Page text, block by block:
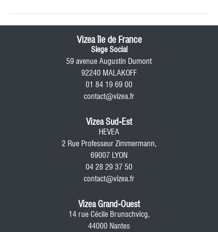
Vizea île de France
Siege Social
59 avenue Augustin Dumont
92240 MALAKOFF
01 84 19 69 00
contact@vizea.fr
Vizea Sud-Est
HEVEA
2 Rue Professeur Zimmermann,
69007 LYON
04 28 29 37 50
contact@vizea.fr
Vizea Grand-Ouest
14 rue Cécile Brunschvicg,
44000 Nantes